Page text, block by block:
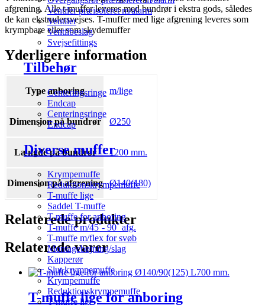
Ventiler præisoleret m/alarm
Ventiler
Ventilbeslag
Svejsefittings
Tilbehør
Centeringsringe
Endcap
Centeringsringe
Endcap
Diverse muffer
Krympemuffe
Reduktionskrympemuffe
T-muffe lige
Saddel T-muffe
T-muffe for anboring
T-muffe m/45˚- 90˚ afg.
T-muffe m/flex for svøb
Montagebøjning/slag
Kapperør
Slut krympemuffe
Krympemuffe
Reduktionskrympemuffe
T-muffe lige
afgrening. Alle t-muffer leveres med bundrør i ekstra gods, således
de kan ekstrudersvejses. T-muffer med lige afgrening leveres som
krympbare eller som skydemuffer
Yderligere information
Type anboring m/lige
Dimension på bundrør Ø250
Længde på bundrør 1200 mm.
Dimension på afgrening Ø140(180)
Relaterede produkter
Relaterede varer
T-muffe lige for anboring